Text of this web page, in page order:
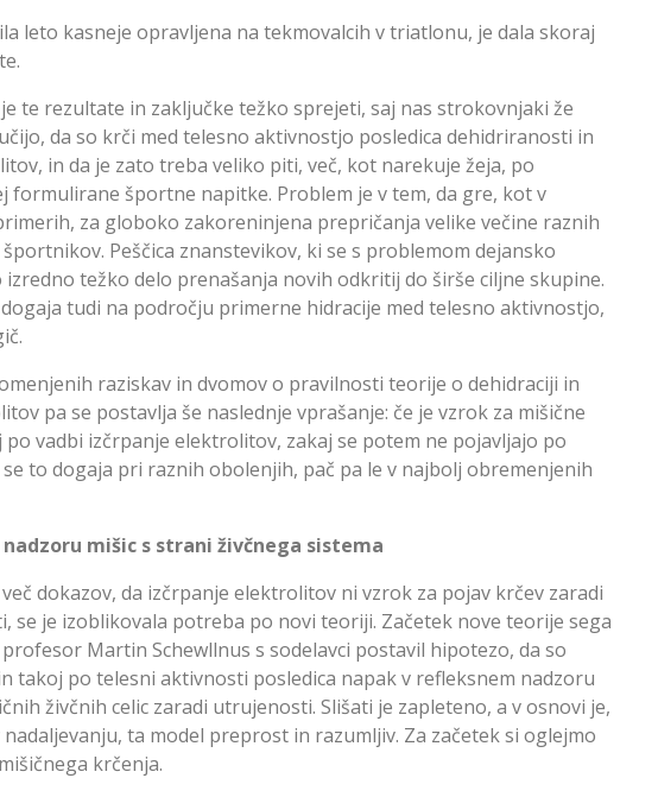
leto kasneje opravljena na tekmovalcih v triatlonu, je dala skoraj
je te rezultate in zaključke težko sprejeti, saj nas strokovnjaki že
da so krči med telesno aktivnostjo posledica dehidriranosti in
in da je zato treba veliko piti, več, kot narekuje žeja, po
formulirane športne napitke. Problem je v tem, da gre, kot v
za globoko zakoreninjena prepričanja velike večine raznih
Peščica znanstevikov, ki se s problemom dejansko
izredno težko delo prenašanja novih odkritij do širše ciljne skupine.
tudi na področju primerne hidracije med telesno aktivnostjo,
raziskav in dvomov o pravilnosti teorije o dehidraciji in
pa se postavlja še naslednje vprašanje: če je vzrok za mišične
po vadbi izčrpanje elektrolitov, zakaj se potem ne pojavljajo po
to dogaja pri raznih obolenjih, pač pa le v najbolj obremenjenih
mišic s strani živčnega sistema
dokazov, da izčrpanje elektrolitov ni vzrok za pojav krčev zaradi
se je izoblikovala potreba po novi teoriji. Začetek nove teorije sega
Martin Schewllnus s sodelavci postavil hipotezo, da so
takoj po telesni aktivnosti posledica napak v refleksnem nadzoru
živčnih celic zaradi utrujenosti. Slišati je zapleteno, a v osnovi je,
ta model preprost in razumljiv. Za začetek si oglejmo
krčenja.